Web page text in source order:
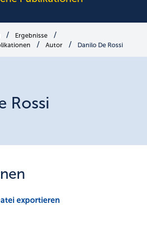
Ergebnisse
Autor Danilo De Rossi
Rossi
exportieren